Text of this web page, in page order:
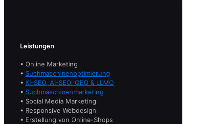
Leistungen
• Online Marketing
• Suchmaschinenoptimierung
• KI-SEO, AI-SEO, GEO & LLMO
• Suchmaschinenmarketing
• Social Media Marketing
• Responsive Webdesign
• Erstellung von Online-Shops